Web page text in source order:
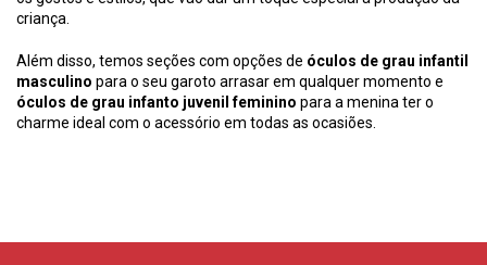
criança.
Além disso, temos seções com opções de óculos de grau infantil
masculino para o seu garoto arrasar em qualquer momento e
óculos de grau infanto juvenil feminino para a menina ter o
charme ideal com o acessório em todas as ocasiões.